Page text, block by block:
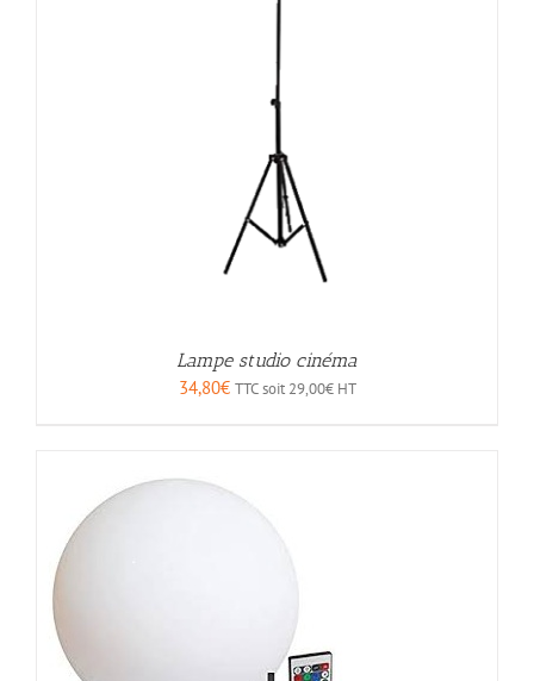
Lampe studio cinéma
34,80€ TTC soit 29,00€HT